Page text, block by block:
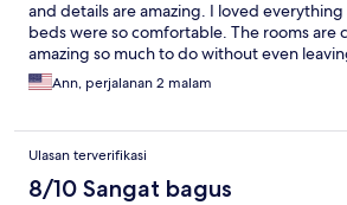
and details are amazing. I loved
beds were so comfortable. The rooms are
amazing so much to do without even
could go on and on we will definitely be
Ann, perjalanan 2 malam
Ulasan terverifikasi
8/10 Sangat bagus